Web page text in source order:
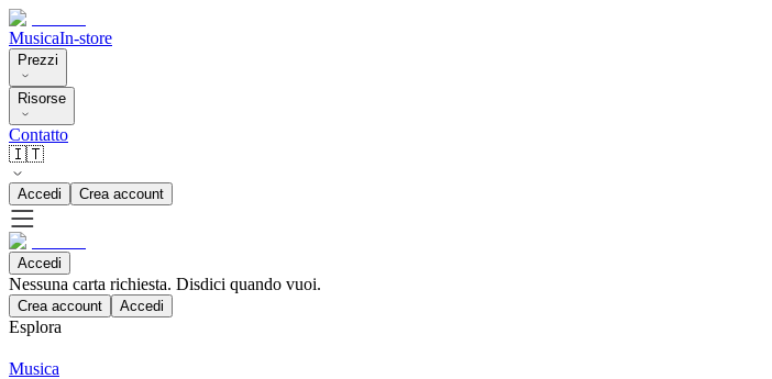
MusicaIn-store
Prezzi
Risorse
Contatto
🇮🇹
Accedi Crea account
Accedi
Nessuna carta richiesta. Disdici quando vuoi.
Crea account Accedi
Esplora
Musica